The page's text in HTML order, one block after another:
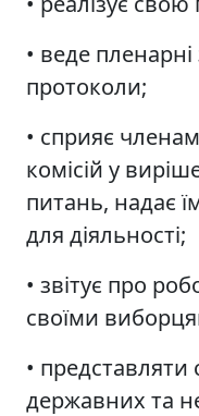
• веде пленарні
протоколи;
• сприяє
комісій у
питань, надає
для діяльності;
• звітує про
своїми
• представляти
державних та